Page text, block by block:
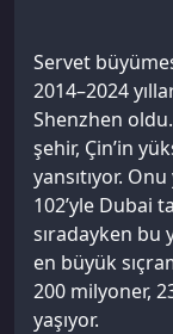
Servet
2014–2024
Shenzhen
şehir, Çin’in
yansıtıyor.
102’yle Dubai
sıradayken bu
en büyük
200 milyoner,
yaşıyor.